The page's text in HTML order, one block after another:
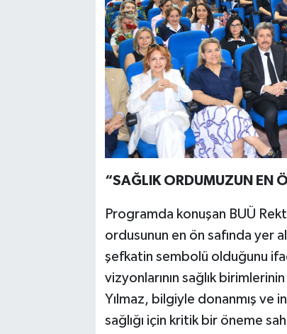
“SAĞLIK ORDUMUZUN EN
Programda konuşan BUÜ
ordusunun en ön safında yer
şefkatin sembolü olduğunu
vizyonlarının sağlık
Yılmaz, bilgiyle donanmış ve
sağlığı için kritik bir öneme